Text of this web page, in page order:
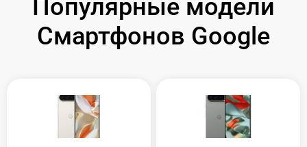
Популярные модели
Смартфонов Google